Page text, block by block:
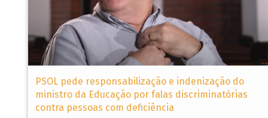
PSOL pede responsabilização e indenização do
ministro da Educação por falas discriminatórias
contra pessoas com deficiência